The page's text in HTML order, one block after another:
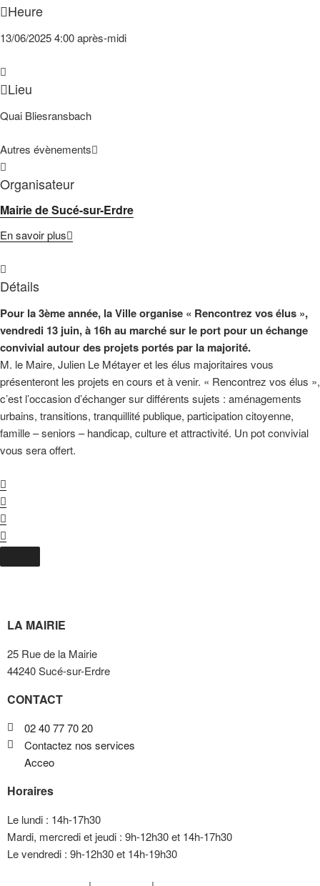
Heure
13/06/20254:00 après-midi
Lieu
Quai Bliesransbach
Autres évènements
Organisateur
Mairie de Sucé-sur-Erdre
En savoir plus
Détails
Pour la 3ème année, la Ville organise « Rencontrez vos élus »,
vendredi 13 juin, à 16h au marché sur le port pour un échange
convivial autour des projets portés par la majorité.
M. le Maire, Julien Le Métayer et les élus majoritaires vous
présenteront les projets en cours et à venir. « Rencontrez vos élus »,
c’est l’occasion d’échanger sur différents sujets : aménagements
urbains, transitions, tranquillité publique, participation citoyenne,
famille – seniors – handicap, culture et attractivité. Un pot convivial
vous sera offert.
LA MAIRIE
25 Rue de la Mairie
44240 Sucé-sur-Erdre
CONTACT
02 40 77 70 20
Contactez nos services
Acceo
Horaires
Le lundi : 14h-17h30
Mardi, mercredi et jeudi : 9h-12h30 et 14h-17h30
Le vendredi : 9h-12h30 et 14h-19h30